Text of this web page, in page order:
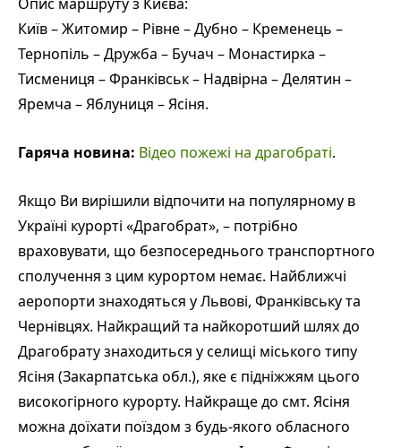
Київ – Житомир – Рівне – Дубно – Кременець –
Тернопіль – Дружба – Бучач – Монастирка –
Тисмениця – Франківськ – Надвірна – Делятин –
Яремча – Яблуниця – Ясіня.
Гаряча новина: Відео пожежі на драгобраті.
Якщо Ви вирішили відпочити на популярному в
Україні курорті «Драгобрат», – потрібно
враховувати, що безпосереднього транспортного
сполучення з цим курортом немає. Найближчі
аеропорти знаходяться у Львові, Франківську та
Чернівцях. Найкращий та найкоротший шлях до
Драгобрату знаходиться у селищі міського типу
Ясіня (Закарпатська обл.), яке є підніжжям цього
високогірного курорту. Найкраще до смт. Ясіня
можна доїхати поїздом з будь-якого обласного